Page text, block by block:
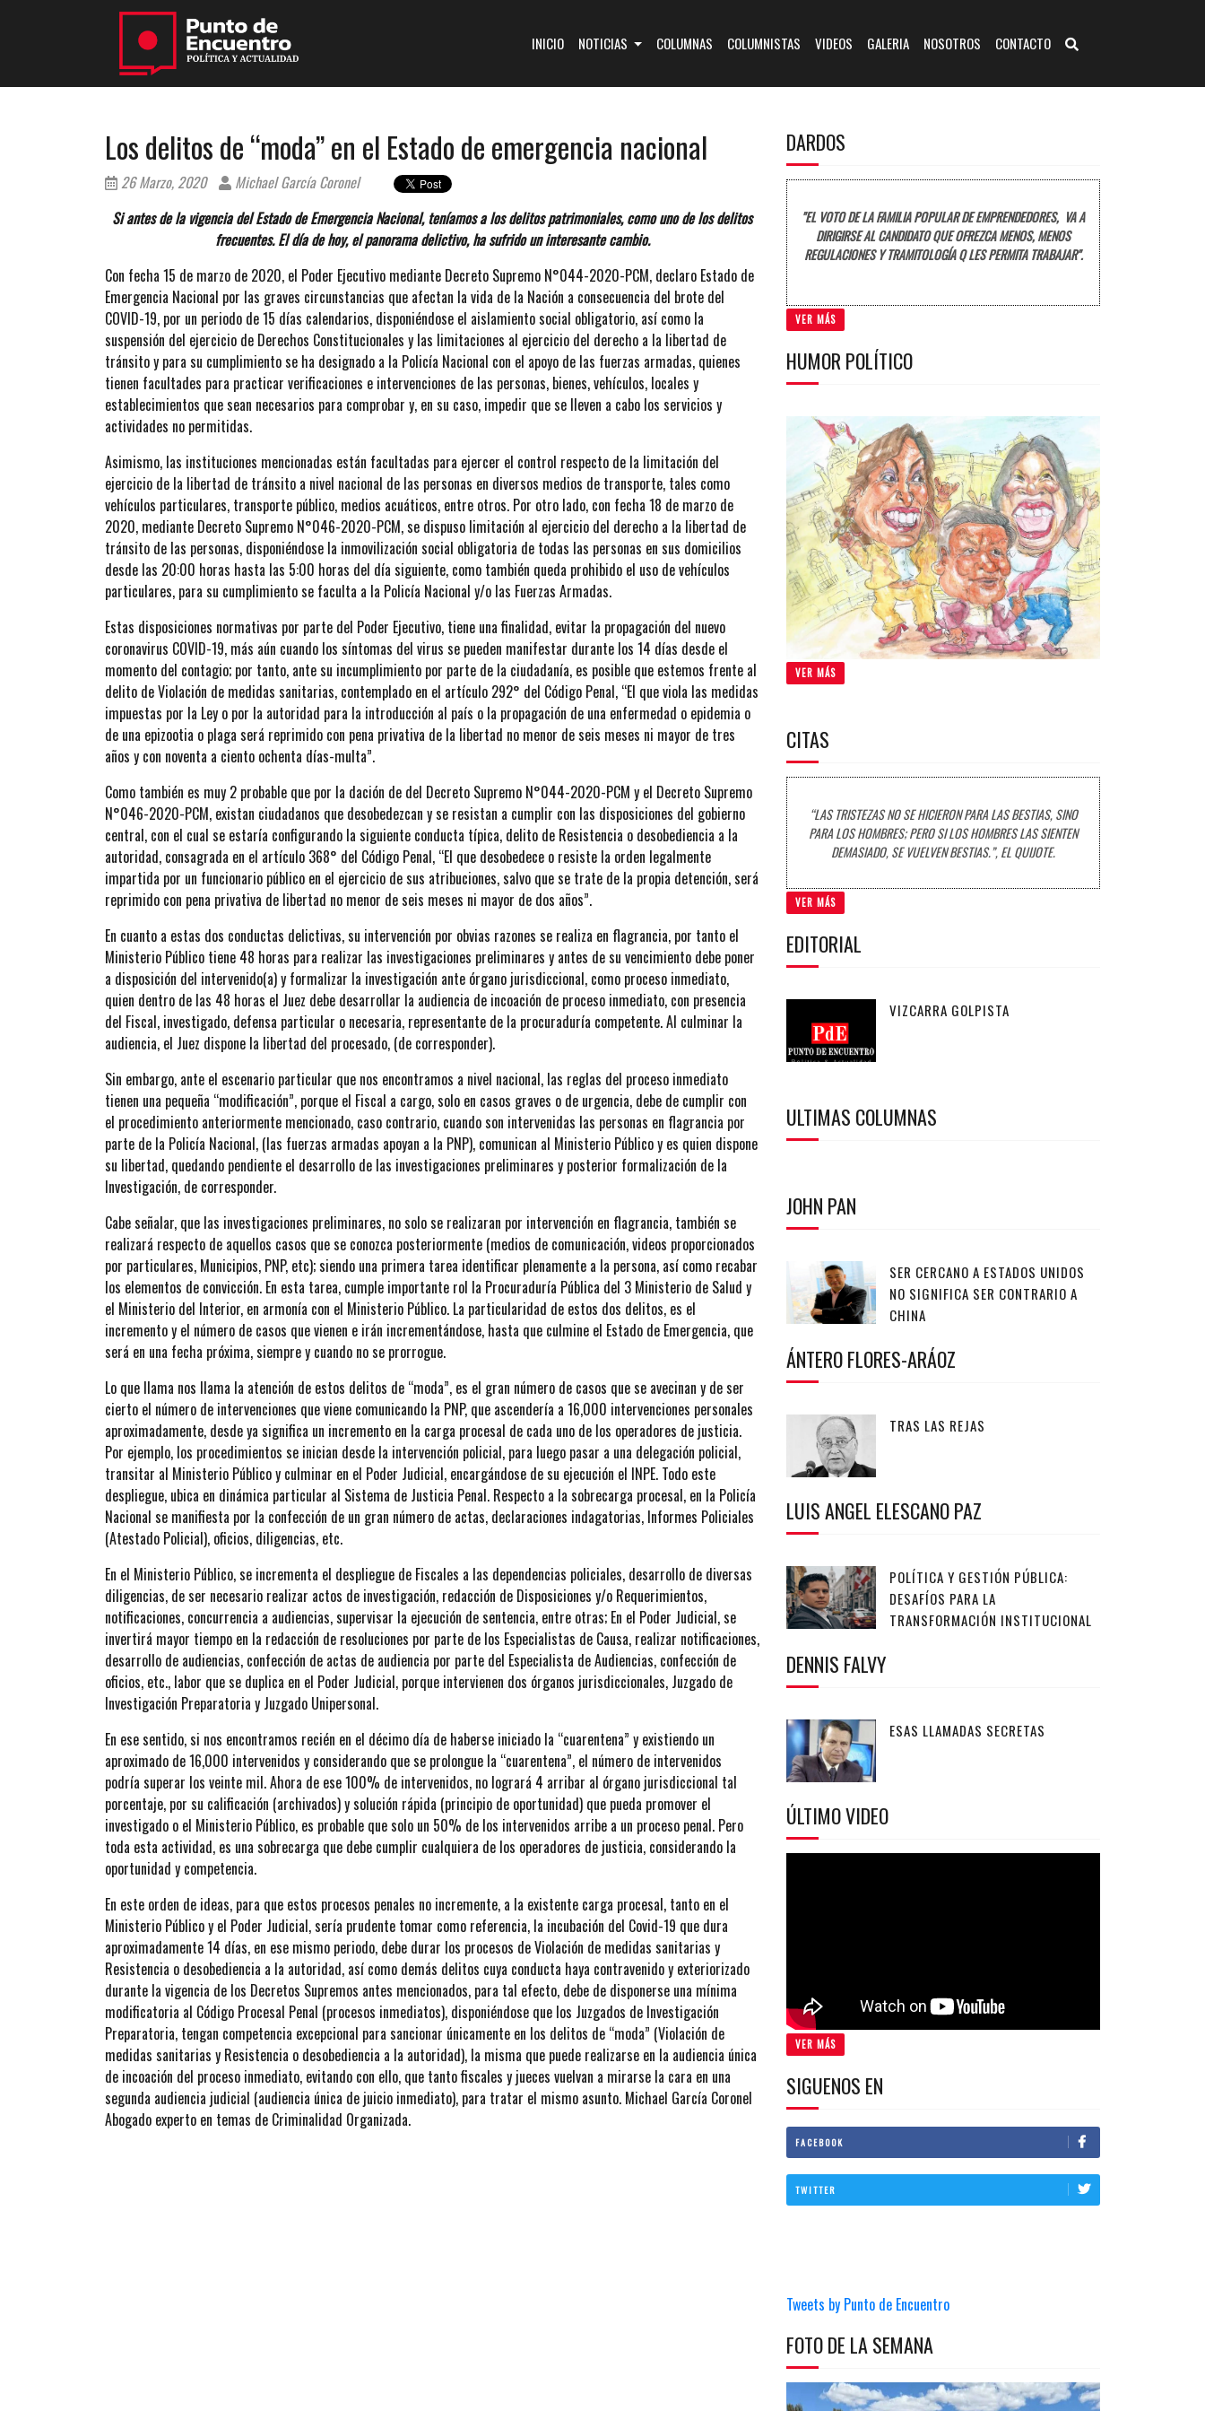
INICIO(CURRENT)
NOTICIAS COLUMNAS COLUMNISTAS VIDEOS GALERIA NOSOTROS CONTACTO
Los delitos de “moda” en el Estado de emergencia nacional
26 Marzo, 2020
Michael García Coronel
Si antes de la vigencia del Estado de Emergencia Nacional, teníamos a los delitos patrimoniales, como uno de los delitos
frecuentes. El día de hoy, el panorama delictivo, ha sufrido un interesante cambio.
Con fecha 15 de marzo de 2020, el Poder Ejecutivo mediante Decreto Supremo N°044-2020-PCM, declaro Estado de
Emergencia Nacional por las graves circunstancias que afectan la vida de la Nación a consecuencia del brote del
COVID-19, por un periodo de 15 días calendarios, disponiéndose el aislamiento social obligatorio, así como la
suspensión del ejercicio de Derechos Constitucionales y las limitaciones al ejercicio del derecho a la libertad de
tránsito y para su cumplimiento se ha designado a la Policía Nacional con el apoyo de las fuerzas armadas, quienes
tienen facultades para practicar verificaciones e intervenciones de las personas, bienes, vehículos, locales y
establecimientos que sean necesarios para comprobar y, en su caso, impedir que se lleven a cabo los servicios y
actividades no permitidas.
Asimismo, las instituciones mencionadas están facultadas para ejercer el control respecto de la limitación del
ejercicio de la libertad de tránsito a nivel nacional de las personas en diversos medios de transporte, tales como
vehículos particulares, transporte público, medios acuáticos, entre otros. Por otro lado, con fecha 18 de marzo de
2020, mediante Decreto Supremo N°046-2020-PCM, se dispuso limitación al ejercicio del derecho a la libertad de
tránsito de las personas, disponiéndose la inmovilización social obligatoria de todas las personas en sus domicilios
desde las 20:00 horas hasta las 5:00 horas del día siguiente, como también queda prohibido el uso de vehículos
particulares, para su cumplimiento se faculta a la Policía Nacional y/o las Fuerzas Armadas.
Estas disposiciones normativas por parte del Poder Ejecutivo, tiene una finalidad, evitar la propagación del nuevo
coronavirus COVID-19, más aún cuando los síntomas del virus se pueden manifestar durante los 14 días desde el
momento del contagio; por tanto, ante su incumplimiento por parte de la ciudadanía, es posible que estemos frente al
delito de Violación de medidas sanitarias, contemplado en el artículo 292° del Código Penal, “El que viola las medidas
impuestas por la Ley o por la autoridad para la introducción al país o la propagación de una enfermedad o epidemia o
de una epizootia o plaga será reprimido con pena privativa de la libertad no menor de seis meses ni mayor de tres
años y con noventa a ciento ochenta días-multa”.
Como también es muy 2 probable que por la dación de del Decreto Supremo N°044-2020-PCM y el Decreto Supremo
N°046-2020-PCM, existan ciudadanos que desobedezcan y se resistan a cumplir con las disposiciones del gobierno
central, con el cual se estaría configurando la siguiente conducta típica, delito de Resistencia o desobediencia a la
autoridad, consagrada en el artículo 368° del Código Penal, “El que desobedece o resiste la orden legalmente
impartida por un funcionario público en el ejercicio de sus atribuciones, salvo que se trate de la propia detención, será
reprimido con pena privativa de libertad no menor de seis meses ni mayor de dos años”.
En cuanto a estas dos conductas delictivas, su intervención por obvias razones se realiza en flagrancia, por tanto el
Ministerio Público tiene 48 horas para realizar las investigaciones preliminares y antes de su vencimiento debe poner
a disposición del intervenido(a) y formalizar la investigación ante órgano jurisdiccional, como proceso inmediato,
quien dentro de las 48 horas el Juez debe desarrollar la audiencia de incoación de proceso inmediato, con presencia
del Fiscal, investigado, defensa particular o necesaria, representante de la procuraduría competente. Al culminar la
audiencia, el Juez dispone la libertad del procesado, (de corresponder).
Sin embargo, ante el escenario particular que nos encontramos a nivel nacional, las reglas del proceso inmediato
tienen una pequeña “modificación”, porque el Fiscal a cargo, solo en casos graves o de urgencia, debe de cumplir con
el procedimiento anteriormente mencionado, caso contrario, cuando son intervenidas las personas en flagrancia por
parte de la Policía Nacional, (las fuerzas armadas apoyan a la PNP), comunican al Ministerio Público y es quien dispone
su libertad, quedando pendiente el desarrollo de las investigaciones preliminares y posterior formalización de la
Investigación, de corresponder.
Cabe señalar, que las investigaciones preliminares, no solo se realizaran por intervención en flagrancia, también se
realizará respecto de aquellos casos que se conozca posteriormente (medios de comunicación, videos proporcionados
por particulares, Municipios, PNP, etc); siendo una primera tarea identificar plenamente a la persona, así como recabar
los elementos de convicción. En esta tarea, cumple importante rol la Procuraduría Pública del 3 Ministerio de Salud y
el Ministerio del Interior, en armonía con el Ministerio Público. La particularidad de estos dos delitos, es el
incremento y el número de casos que vienen e irán incrementándose, hasta que culmine el Estado de Emergencia, que
será en una fecha próxima, siempre y cuando no se prorrogue.
Lo que llama nos llama la atención de estos delitos de “moda”, es el gran número de casos que se avecinan y de ser
cierto el número de intervenciones que viene comunicando la PNP, que ascendería a 16,000 intervenciones personales
aproximadamente, desde ya significa un incremento en la carga procesal de cada uno de los operadores de justicia.
Por ejemplo, los procedimientos se inician desde la intervención policial, para luego pasar a una delegación policial,
transitar al Ministerio Público y culminar en el Poder Judicial, encargándose de su ejecución el INPE. Todo este
despliegue, ubica en dinámica particular al Sistema de Justicia Penal. Respecto a la sobrecarga procesal, en la Policía
Nacional se manifiesta por la confección de un gran número de actas, declaraciones indagatorias, Informes Policiales
(Atestado Policial), oficios, diligencias, etc.
En el Ministerio Público, se incrementa el despliegue de Fiscales a las dependencias policiales, desarrollo de diversas
diligencias, de ser necesario realizar actos de investigación, redacción de Disposiciones y/o Requerimientos,
notificaciones, concurrencia a audiencias, supervisar la ejecución de sentencia, entre otras; En el Poder Judicial, se
invertirá mayor tiempo en la redacción de resoluciones por parte de los Especialistas de Causa, realizar notificaciones,
desarrollo de audiencias, confección de actas de audiencia por parte del Especialista de Audiencias, confección de
oficios, etc., labor que se duplica en el Poder Judicial, porque intervienen dos órganos jurisdiccionales, Juzgado de
Investigación Preparatoria y Juzgado Unipersonal.
En ese sentido, si nos encontramos recién en el décimo día de haberse iniciado la “cuarentena” y existiendo un
aproximado de 16,000 intervenidos y considerando que se prolongue la “cuarentena”, el número de intervenidos
podría superar los veinte mil. Ahora de ese 100% de intervenidos, no logrará 4 arribar al órgano jurisdiccional tal
porcentaje, por su calificación (archivados) y solución rápida (principio de oportunidad) que pueda promover el
investigado o el Ministerio Público, es probable que solo un 50% de los intervenidos arribe a un proceso penal. Pero
toda esta actividad, es una sobrecarga que debe cumplir cualquiera de los operadores de justicia, considerando la
oportunidad y competencia.
En este orden de ideas, para que estos procesos penales no incremente, a la existente carga procesal, tanto en el
Ministerio Público y el Poder Judicial, sería prudente tomar como referencia, la incubación del Covid-19 que dura
aproximadamente 14 días, en ese mismo periodo, debe durar los procesos de Violación de medidas sanitarias y
Resistencia o desobediencia a la autoridad, así como demás delitos cuya conducta haya contravenido y exteriorizado
durante la vigencia de los Decretos Supremos antes mencionados, para tal efecto, debe de disponerse una mínima
modificatoria al Código Procesal Penal (procesos inmediatos), disponiéndose que los Juzgados de Investigación
Preparatoria, tengan competencia excepcional para sancionar únicamente en los delitos de “moda” (Violación de
medidas sanitarias y Resistencia o desobediencia a la autoridad), la misma que puede realizarse en la audiencia única
de incoación del proceso inmediato, evitando con ello, que tanto fiscales y jueces vuelvan a mirarse la cara en una
segunda audiencia judicial (audiencia única de juicio inmediato), para tratar el mismo asunto. Michael García Coronel
Abogado experto en temas de Criminalidad Organizada.
DARDOS
"EL VOTO DE LA FAMILIA POPULAR DE EMPRENDEDORES, VA A
DIRIGIRSE AL CANDIDATO QUE OFREZCA MENOS, MENOS
REGULACIONES Y TRAMITOLOGÍA Q LES PERMITA TRABAJAR".
VER MÁS
HUMOR POLÍTICO
VER MÁS
CITAS
“LAS TRISTEZAS NO SE HICIERON PARA LAS BESTIAS, SINO
PARA LOS HOMBRES; PERO SI LOS HOMBRES LAS SIENTEN
DEMASIADO, SE VUELVEN BESTIAS.”, EL QUIJOTE.
VER MÁS
EDITORIAL
VIZCARRA GOLPISTA
ULTIMAS COLUMNAS
JOHN PAN
SER CERCANO A ESTADOS UNIDOS
NO SIGNIFICA SER CONTRARIO A
CHINA
ÁNTERO FLORES-ARÁOZ
TRAS LAS REJAS
LUIS ANGEL ELESCANO PAZ
POLÍTICA Y GESTIÓN PÚBLICA:
DESAFÍOS PARA LA
TRANSFORMACIÓN INSTITUCIONAL
DENNIS FALVY
ESAS LLAMADAS SECRETAS
ÚLTIMO VIDEO
VER MÁS
SIGUENOS EN
FACEBOOK
TWITTER
Tweets by Punto de Encuentro
FOTO DE LA SEMANA